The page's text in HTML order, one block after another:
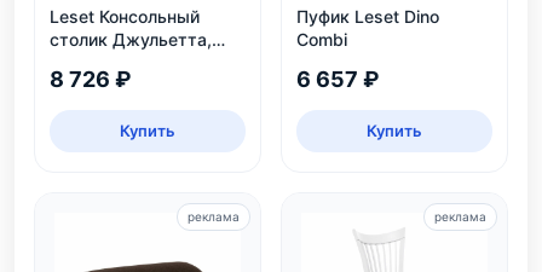
Leset Консольный
столик Джульетта,
8 726 ₽
Купить
Пуфик Leset Dino
Combi
6 657 ₽
Купить
реклама реклама